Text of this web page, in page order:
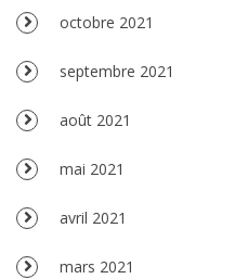
octobre 2021
septembre 2021
août 2021
mai 2021
avril 2021
mars 2021